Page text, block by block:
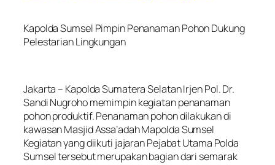
Kapolda Sumsel Pimpin Penanaman Pohon Dukung
Pelestarian Lingkungan
Jakarta – Kapolda Sumatera Selatan Irjen Pol. Dr.
Sandi Nugroho memimpin kegiatan penanaman
pohon produktif. Penanaman pohon dilakukan di
kawasan Masjid Assa’adah Mapolda Sumsel
Kegiatan yang diikuti jajaran Pejabat Utama Polda
Sumsel tersebut merupakan bagian dari semarak